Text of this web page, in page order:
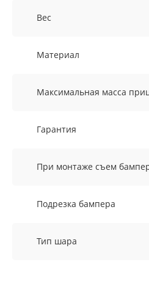
Вес
Материал
Максимальная масса
Гарантия
При монтаже съем
Подрезка бампера
Тип шара